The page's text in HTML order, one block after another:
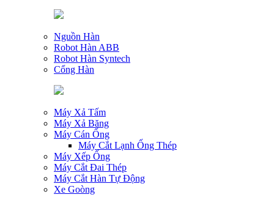
Nguồn Hàn
Robot Hàn ABB
Robot Hàn Syntech
Cổng Hàn
Máy Xả Tấm
Máy Xả Băng
Máy Cán Ống
Máy Cắt Lạnh Ống Thép
Máy Xếp Ống
Máy Cắt Đai Thép
Máy Cắt Hàn Tự Động
Xe Goòng